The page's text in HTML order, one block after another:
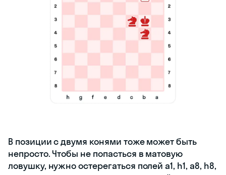
В позиции с двумя конями тоже может быть
непросто. Чтобы не попасться в матовую
ловушку, нужно остерегаться полей a1, h1, a8, h8,